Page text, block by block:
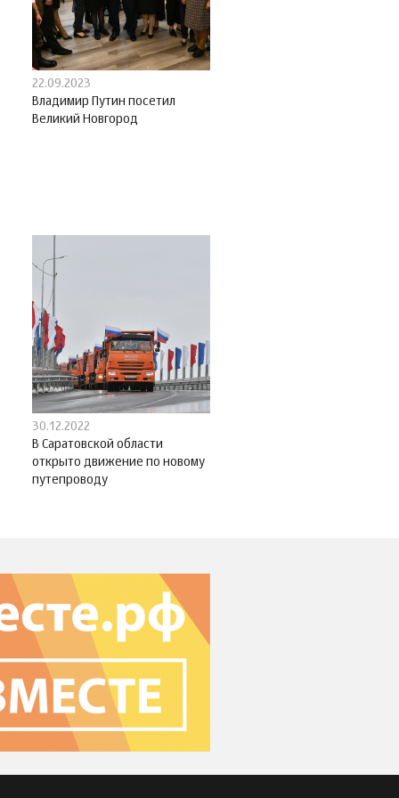
22.09.2023
Владимир Путин посетил
Великий Новгород
30.12.2022
В Саратовской области
открыто движение по новому
путепроводу